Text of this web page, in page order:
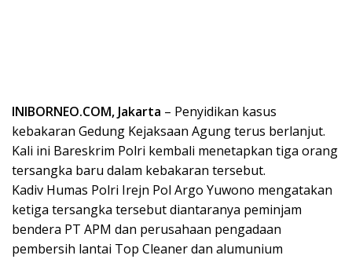
INIBORNEO.COM, Jakarta – Penyidikan kasus
kebakaran Gedung Kejaksaan Agung terus berlanjut.
Kali ini Bareskrim Polri kembali menetapkan tiga orang
tersangka baru dalam kebakaran tersebut.
Kadiv Humas Polri Irejn Pol Argo Yuwono mengatakan
ketiga tersangka tersebut diantaranya peminjam
bendera PT APM dan perusahaan pengadaan
pembersih lantai Top Cleaner dan alumunium